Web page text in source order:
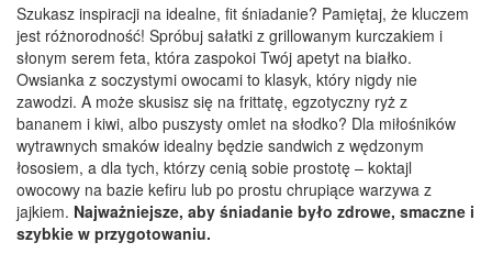
Szukasz inspiracji na idealne, fit śniadanie? Pamiętaj, że kluczem
jest różnorodność! Spróbuj sałatki z grillowanym kurczakiem i
słonym serem feta, która zaspokoi Twój apetyt na białko.
Owsianka z soczystymi owocami to klasyk, który nigdy nie
zawodzi. A może skusisz się na frittatę, egzotyczny ryż z
bananem i kiwi, albo puszysty omlet na słodko? Dla miłośników
wytrawnych smaków idealny będzie sandwich z wędzonym
łososiem, a dla tych, którzy cenią sobie prostotę – koktajl
owocowy na bazie kefiru lub po prostu chrupiące warzywa z
jajkiem. Najważniejsze, aby śniadanie było zdrowe, smaczne i
szybkie w przygotowaniu.